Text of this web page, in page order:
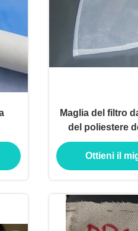
Maglia del filtro
del poliestere
Ottieni il